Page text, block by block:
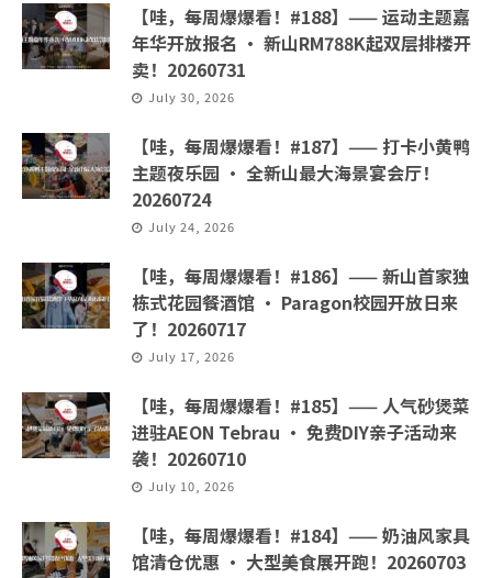
【哇，每周爆爆看！#188】—— 运动主题嘉
年华开放报名 · 新山RM788K起双层排楼开
卖！20260731
July 30, 2026
【哇，每周爆爆看！#187】—— 打卡小黄鸭
主题夜乐园 · 全新山最大海景宴会厅！
20260724
July 24, 2026
【哇，每周爆爆看！#186】—— 新山首家独
栋式花园餐酒馆 · Paragon校园开放日来
了！20260717
July 17, 2026
【哇，每周爆爆看！#185】—— 人气砂煲菜
进驻AEON Tebrau · 免费DIY亲子活动来
袭！20260710
July 10, 2026
【哇，每周爆爆看！#184】—— 奶油风家具
馆清仓优惠 · 大型美食展开跑！20260703